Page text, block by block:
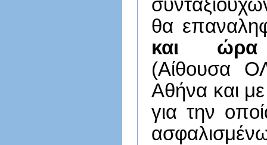
θα
και ώρα
(Αίθουσα
Αθήνα και
για την